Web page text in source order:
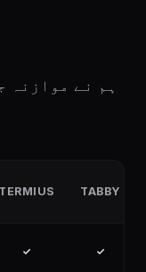
ہم نے موازنہ
TERMIUS TABBY
✓ ✓